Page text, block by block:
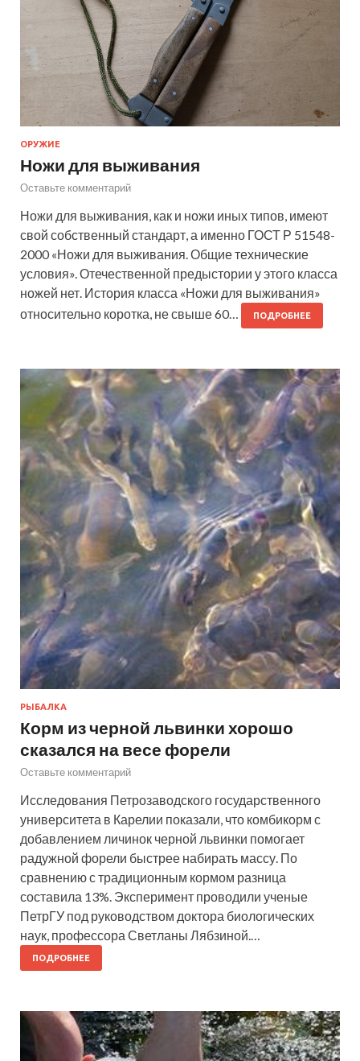
ОРУЖИЕ
Ножи для выживания
Оставьте комментарий
Ножи для выживания, как и ножи иных типов, имеют
свой собственный стандарт, а именно ГОСТ Р 51548-
2000 «Ножи для выживания. Общие технические
условия». Отечественной предыстории у этого класса
ножей нет. История класса «Ножи для выживания»
относительно коротка, не свыше 60…
ПОДРОБНЕЕ
РЫБАЛКА
Корм из черной львинки хорошо
сказался на весе форели
Оставьте комментарий
Исследования Петрозаводского государственного
университета в Карелии показали, что комбикорм с
добавлением личинок черной львинки помогает
радужной форели быстрее набирать массу. По
сравнению с традиционным кормом разница
составила 13%. Эксперимент проводили ученые
ПетрГУ под руководством доктора биологических
наук, профессора Светланы Лябзиной.…
ПОДРОБНЕЕ